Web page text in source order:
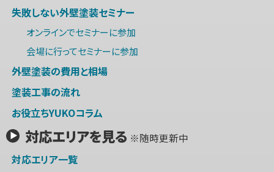
失敗しない外壁塗装セミナー
オンラインでセミナーに参加
会場に行ってセミナーに参加
外壁塗装の費用と相場
塗装工事の流れ
お役立ちYUKOコラム
対応エリアを見る ※随時更新中
対応エリア一覧